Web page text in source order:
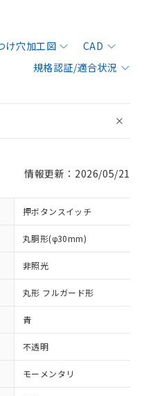
け穴加工図
CAD
規格認証/適合状況
情報更新：2026/05/21
押ボタンスイッチ
丸胴形(φ30mm)
非照光
丸形 フルガード形
青
不透明
モーメンタリ